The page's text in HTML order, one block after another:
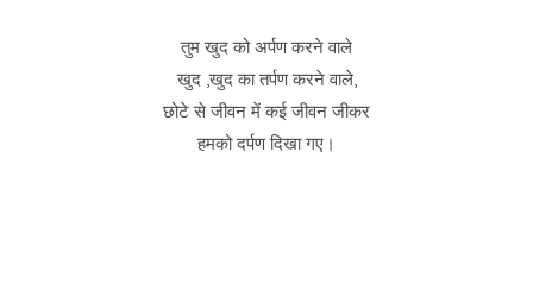
तुम खुद को अर्पण करने वाले
खुद ,खुद का तर्पण करने वाले,
छोटे से जीवन में कई जीवन जीकर
हमको दर्पण दिखा गए।